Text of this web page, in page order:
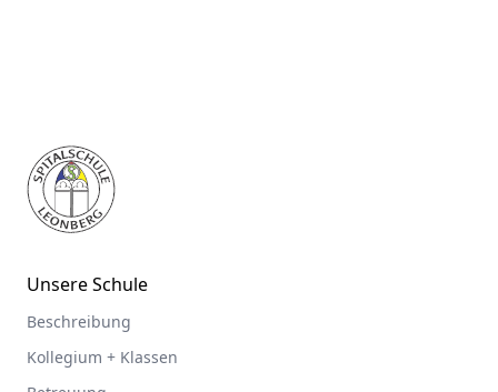
Unsere Schule
Beschreibung
Kollegium + Klassen